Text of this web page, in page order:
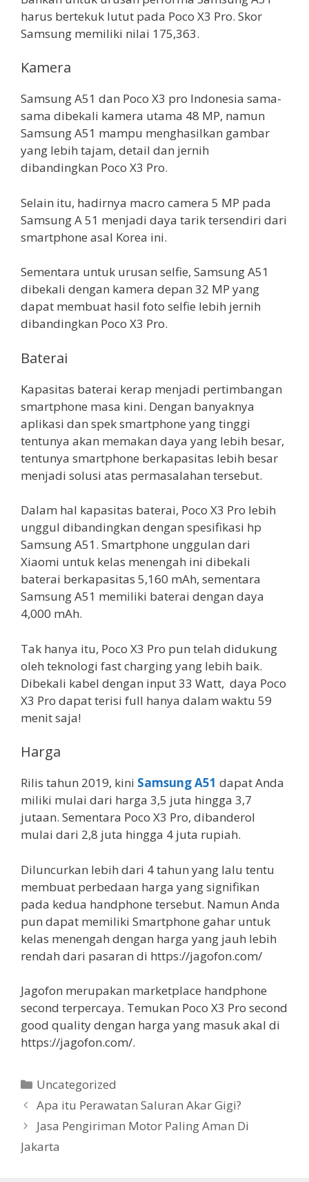
harus bertekuk lutut pada Poco X3 Pro. Skor
Samsung memiliki nilai 175,363.
Kamera
Samsung A51 dan Poco X3 pro Indonesia sama-
sama dibekali kamera utama 48 MP, namun
Samsung A51 mampu menghasilkan gambar
yang lebih tajam, detail dan jernih
dibandingkan Poco X3 Pro.
Selain itu, hadirnya macro camera 5 MP pada
Samsung A 51 menjadi daya tarik tersendiri dari
smartphone asal Korea ini.
Sementara untuk urusan selfie, Samsung A51
dibekali dengan kamera depan 32 MP yang
dapat membuat hasil foto selfie lebih jernih
dibandingkan Poco X3 Pro.
Baterai
Kapasitas baterai kerap menjadi pertimbangan
smartphone masa kini. Dengan banyaknya
aplikasi dan spek smartphone yang tinggi
tentunya akan memakan daya yang lebih besar,
tentunya smartphone berkapasitas lebih besar
menjadi solusi atas permasalahan tersebut.
Dalam hal kapasitas baterai, Poco X3 Pro lebih
unggul dibandingkan dengan spesifikasi hp
Samsung A51. Smartphone unggulan dari
Xiaomi untuk kelas menengah ini dibekali
baterai berkapasitas 5,160 mAh, sementara
Samsung A51 memiliki baterai dengan daya
4,000 mAh.
Tak hanya itu, Poco X3 Pro pun telah didukung
oleh teknologi fast charging yang lebih baik.
Dibekali kabel dengan input 33 Watt, daya Poco
X3 Pro dapat terisi full hanya dalam waktu 59
menit saja!
Harga
Rilis tahun 2019, kini Samsung A51 dapat Anda
miliki mulai dari harga 3,5 juta hingga 3,7
jutaan. Sementara Poco X3 Pro, dibanderol
mulai dari 2,8 juta hingga 4 juta rupiah.
Diluncurkan lebih dari 4 tahun yang lalu tentu
membuat perbedaan harga yang signifikan
pada kedua handphone tersebut. Namun Anda
pun dapat memiliki Smartphone gahar untuk
kelas menengah dengan harga yang jauh lebih
rendah dari pasaran di https://jagofon.com/
Jagofon merupakan marketplace handphone
second terpercaya. Temukan Poco X3 Pro second
good quality dengan harga yang masuk akal di
https://jagofon.com/.
Kategori
Uncategorized
Apa itu Perawatan Saluran Akar Gigi?
Jasa Pengiriman Motor Paling Aman Di
Jakarta